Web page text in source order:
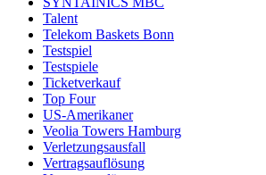
Talent
Telekom Baskets Bonn
Testspiel
Testspiele
Ticketverkauf
Top Four
US-Amerikaner
Veolia Towers Hamburg
Verletzungsausfall
Vertragsauflösung